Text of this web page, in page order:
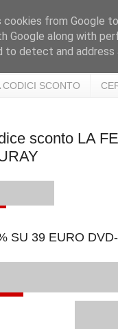
CODICI SCONTO
sconto LA
SU 39 EURO
cookies from Google
Google along with
to detect and address